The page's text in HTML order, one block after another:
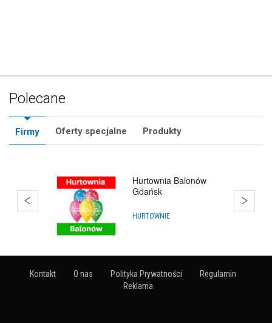
Polecane
Firmy Oferty specjalne Produkty
Hurtownia Balonów
Gdańsk
HURTOWNIE
Kontakt O nas Polityka Prywatności
Regulamin
Reklama